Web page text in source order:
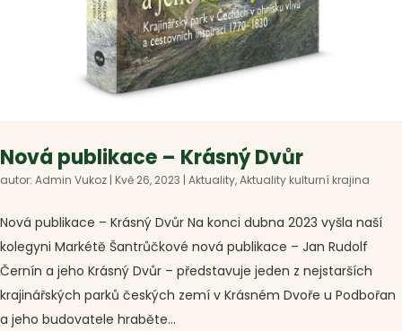
Nová publikace – Krásný Dvůr
autor: Admin Vukoz | Kvě 26, 2023 | Aktuality,Aktuality kulturní krajina
Nová publikace – Krásný Dvůr Na konci dubna 2023 vyšla naší
kolegyni Markétě Šantrůčkové nová publikace – Jan Rudolf
Černín a jeho Krásný Dvůr – představuje jeden z nejstarších
krajinářských parků českých zemí v Krásném Dvoře u Podbořan
a jeho budovatele hraběte...